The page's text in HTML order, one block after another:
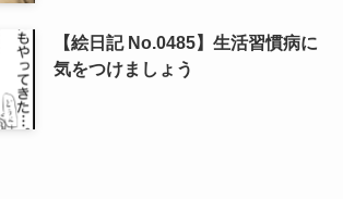
【絵日記 No.0485】生活習慣病に
気をつけましょう